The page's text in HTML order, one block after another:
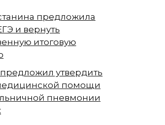
предложила
и вернуть
итоговую
утвердить
помощи
пневмонии